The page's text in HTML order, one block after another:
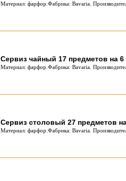
Материал: фарфор.Фабрика: Bavaria.
Сервиз чайный 17 предметов на 6
Материал: фарфор.Фабрика: Bavaria.
Сервиз столовый 27 предметов
Материал: фарфор.Фабрика: Bavaria.